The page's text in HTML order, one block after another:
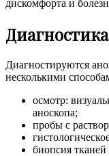
дискомфорта и
Диагностика
Диагностируются
несколькими
осмотр:
аноскопа;
пробы с
биопсия тканей